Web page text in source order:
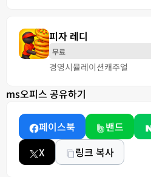
피자 레디
무료
경영시뮬레이션캐주얼
ms오피스 공유하기
페이스북 밴드
X
링크 복사